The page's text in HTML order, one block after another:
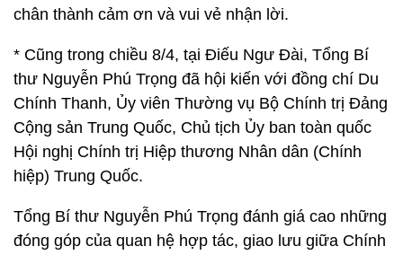
chân thành cảm ơn và vui vẻ nhận lời.
* Cũng trong chiều 8/4, tại Điếu Ngư Đài, Tổng Bí
thư Nguyễn Phú Trọng đã hội kiến với đồng chí Du
Chính Thanh, Ủy viên Thường vụ Bộ Chính trị Đảng
Cộng sản Trung Quốc, Chủ tịch Ủy ban toàn quốc
Hội nghị Chính trị Hiệp thương Nhân dân (Chính
hiệp) Trung Quốc.
Tổng Bí thư Nguyễn Phú Trọng đánh giá cao những
đóng góp của quan hệ hợp tác, giao lưu giữa Chính